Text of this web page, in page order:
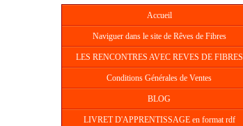
Accueil
Naviguer dans le site de Rêves de Fibres
LES RENCONTRES AVEC REVES DE FIBRES
Conditions Générales de Ventes
BLOG
LIVRET D'APPRENTISSAGE en format rdf